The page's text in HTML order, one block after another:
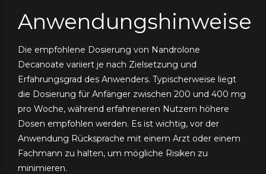
Anwendungshinweise
Die empfohlene Dosierung von Nandrolone
Decanoate variiert je nach Zielsetzung und
Erfahrungsgrad des Anwenders. Typischerweise liegt
die Dosierung für Anfänger zwischen 200 und 400 mg
pro Woche, während erfahreneren Nutzern höhere
Dosen empfohlen werden. Es ist wichtig, vor der
Anwendung Rücksprache mit einem Arzt oder einem
Fachmann zu halten, um mögliche Risiken zu
minimieren.